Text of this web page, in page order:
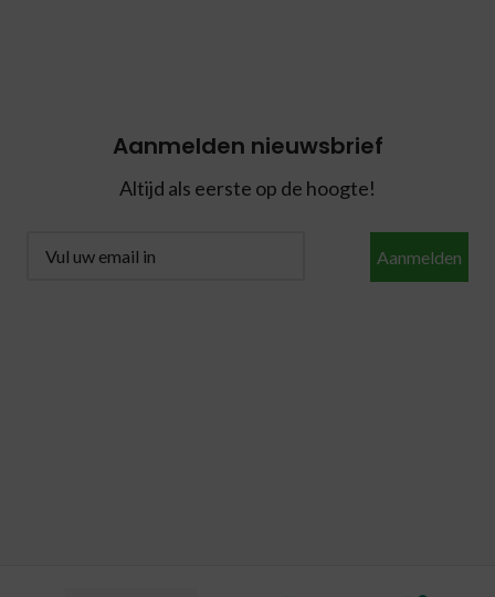
Aanmelden nieuwsbrief
Altijd als eerste op de hoogte!
Aanmelden